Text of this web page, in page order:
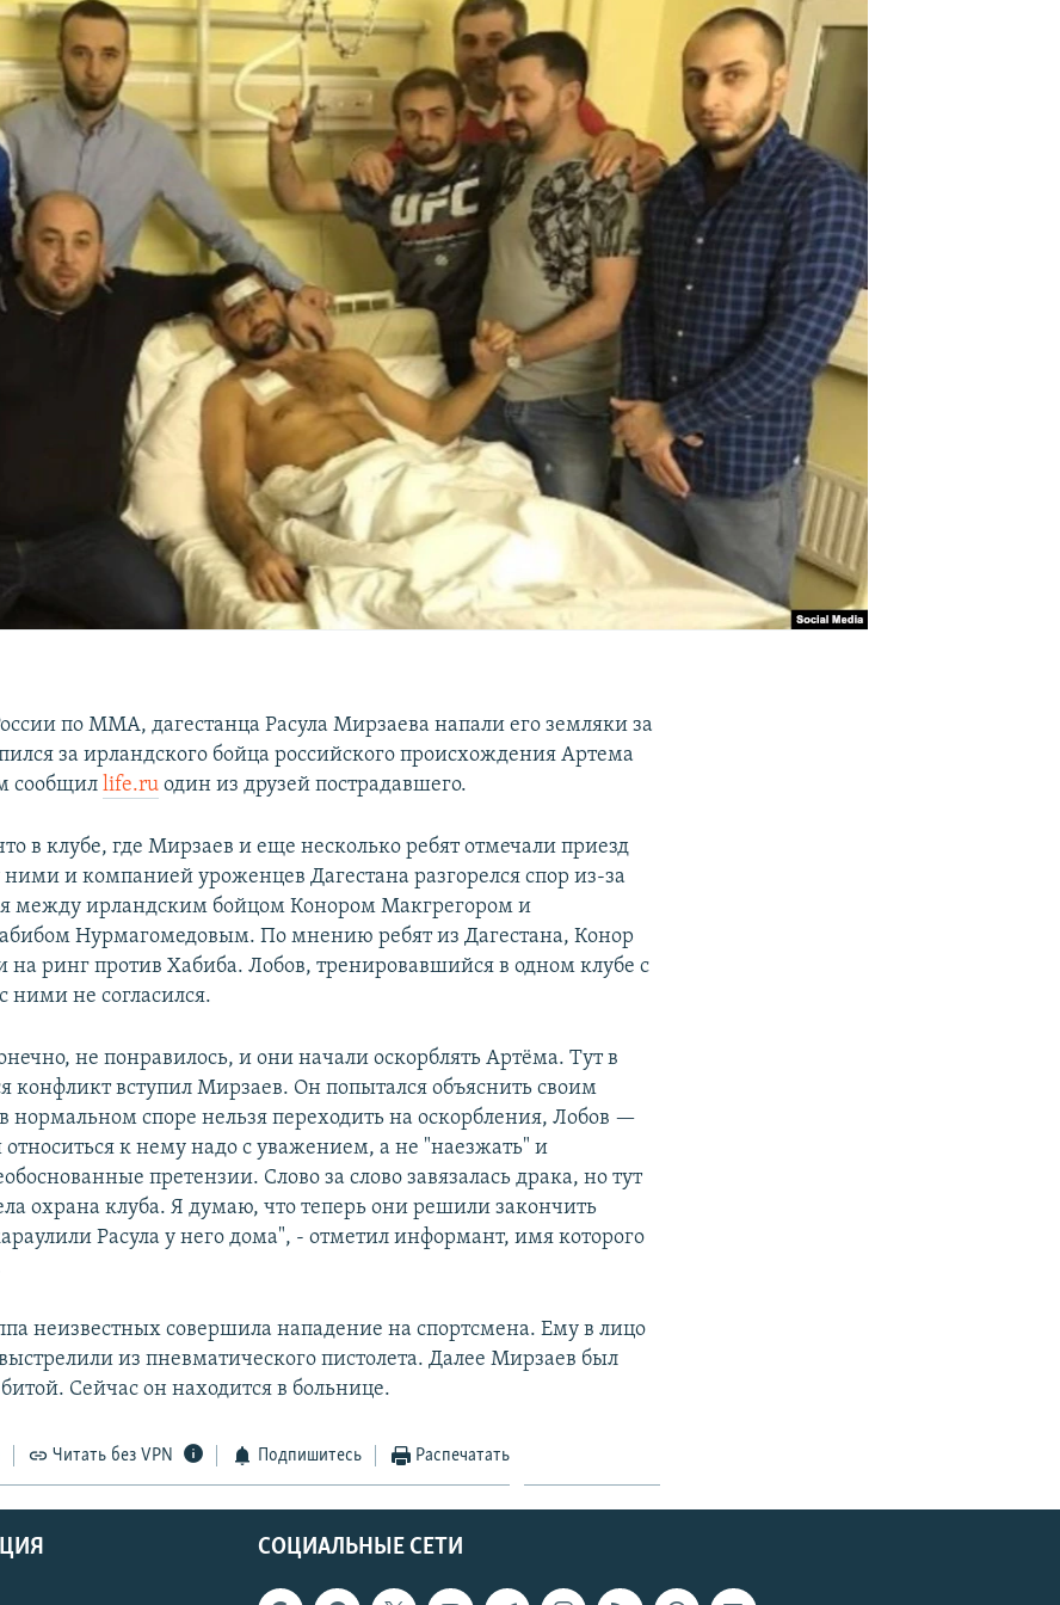
по ММА, дагестанца Расула Мирзаева напали его земляки за
за ирландского бойца российского происхождения Артема
сообщилlife.ru один из друзей пострадавшего.
в клубе, где Мирзаев и еще несколько ребят отмечали приезд
и компанией уроженцев Дагестана разгорелся спор из-за
между ирландским бойцом Конором Макгрегором и
Нурмагомедовым. По мнению ребят из Дагестана, Конор
на ринг против Хабиба. Лобов, тренировавшийся в одном клубе с
ними не согласился.
не понравилось, и они начали оскорблять Артёма. Тут в
конфликт вступил Мирзаев. Он попытался объяснить своим
нормальном споре нельзя переходить на оскорбления, Лобов —
относиться к нему надо с уважением, а не "наезжать" и
претензии. Слово за слово завязалась драка, но тут
охрана клуба. Я думаю, что теперь они решили закончить
Расула у него дома", - отметил информант, имя которого
неизвестных совершила нападение на спортсмена. Ему в лицо
из пневматического пистолета. Далее Мирзаев был
Сейчас он находится в больнице.
Читать без VPN Подпишитесь Распечатать
СОЦИАЛЬНЫЕ СЕТИ